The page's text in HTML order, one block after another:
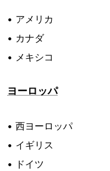
• アメリカ
• カナダ
• メキシコ
ヨーロッパ
• 西ヨーロッパ
• イギリス
• ドイツ